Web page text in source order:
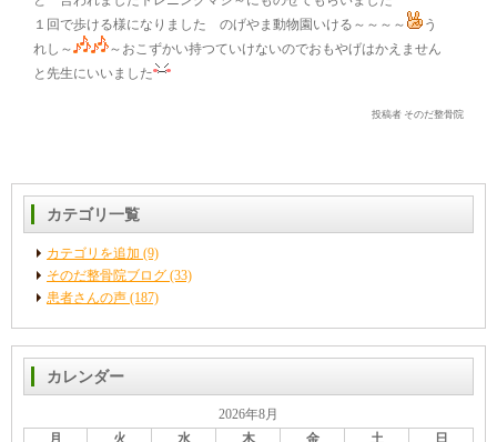
１回で歩ける様になりました のげやま動物園いける～～～～
う
れし～
～おこずかい持つていけないのでおもやげはかえません
と先生にいいました
投稿者 そのだ整骨院
カテゴリ一覧
カテゴリを追加 (9)
そのだ整骨院ブログ (33)
患者さんの声 (187)
カレンダー
2026年8月